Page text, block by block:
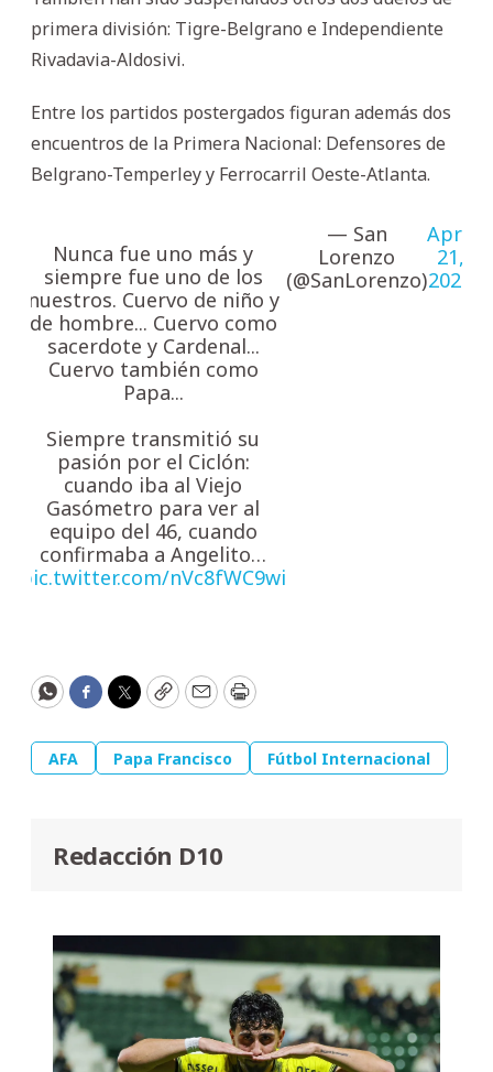
primera división: Tigre-Belgrano e Independiente
Rivadavia-Aldosivi.
Entre los partidos postergados figuran además dos
encuentros de la Primera Nacional: Defensores de
Belgrano-Temperley y Ferrocarril Oeste-Atlanta.
Nunca fue uno más y
siempre fue uno de los
nuestros. Cuervo de niño y
de hombre... Cuervo como
sacerdote y Cardenal...
Cuervo también como
Papa...
Siempre transmitió su
pasión por el Ciclón:
cuando iba al Viejo
Gasómetro para ver al
equipo del 46, cuando
confirmaba a Angelito…
pic.twitter.com/nVc8fWC9wi
— San
Lorenzo
(@SanLorenzo)
April
21,
2025
WhatsApp
Facebook
Twitter
CopyEmailPrint
AFA Papa Francisco Fútbol Internacional
Redacción D10